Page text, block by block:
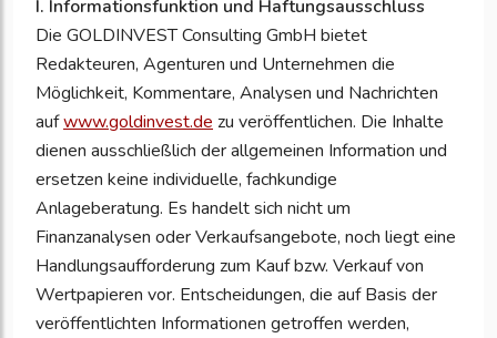
I. Informationsfunktion und Haftungsausschluss
Die GOLDINVEST Consulting GmbH bietet
Redakteuren, Agenturen und Unternehmen die
Möglichkeit, Kommentare, Analysen und Nachrichten
aufwww.goldinvest.de zu veröffentlichen. Die Inhalte
dienen ausschließlich der allgemeinen Information und
ersetzen keine individuelle, fachkundige
Anlageberatung. Es handelt sich nicht um
Finanzanalysen oder Verkaufsangebote, noch liegt eine
Handlungsaufforderung zum Kauf bzw. Verkauf von
Wertpapieren vor. Entscheidungen, die auf Basis der
veröffentlichten Informationen getroffen werden,